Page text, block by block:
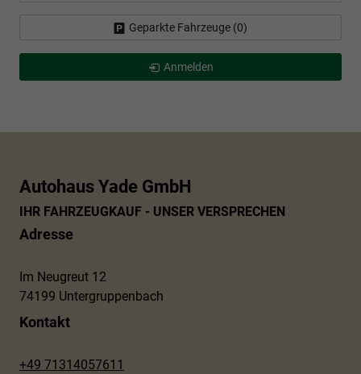
Geparkte Fahrzeuge (0)
Anmelden
Autohaus Yade GmbH
IHR FAHRZEUGKAUF - UNSER VERSPRECHEN
Adresse
Im Neugreut 12
74199 Untergruppenbach
Kontakt
+49 71314057611